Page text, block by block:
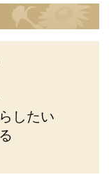
したい